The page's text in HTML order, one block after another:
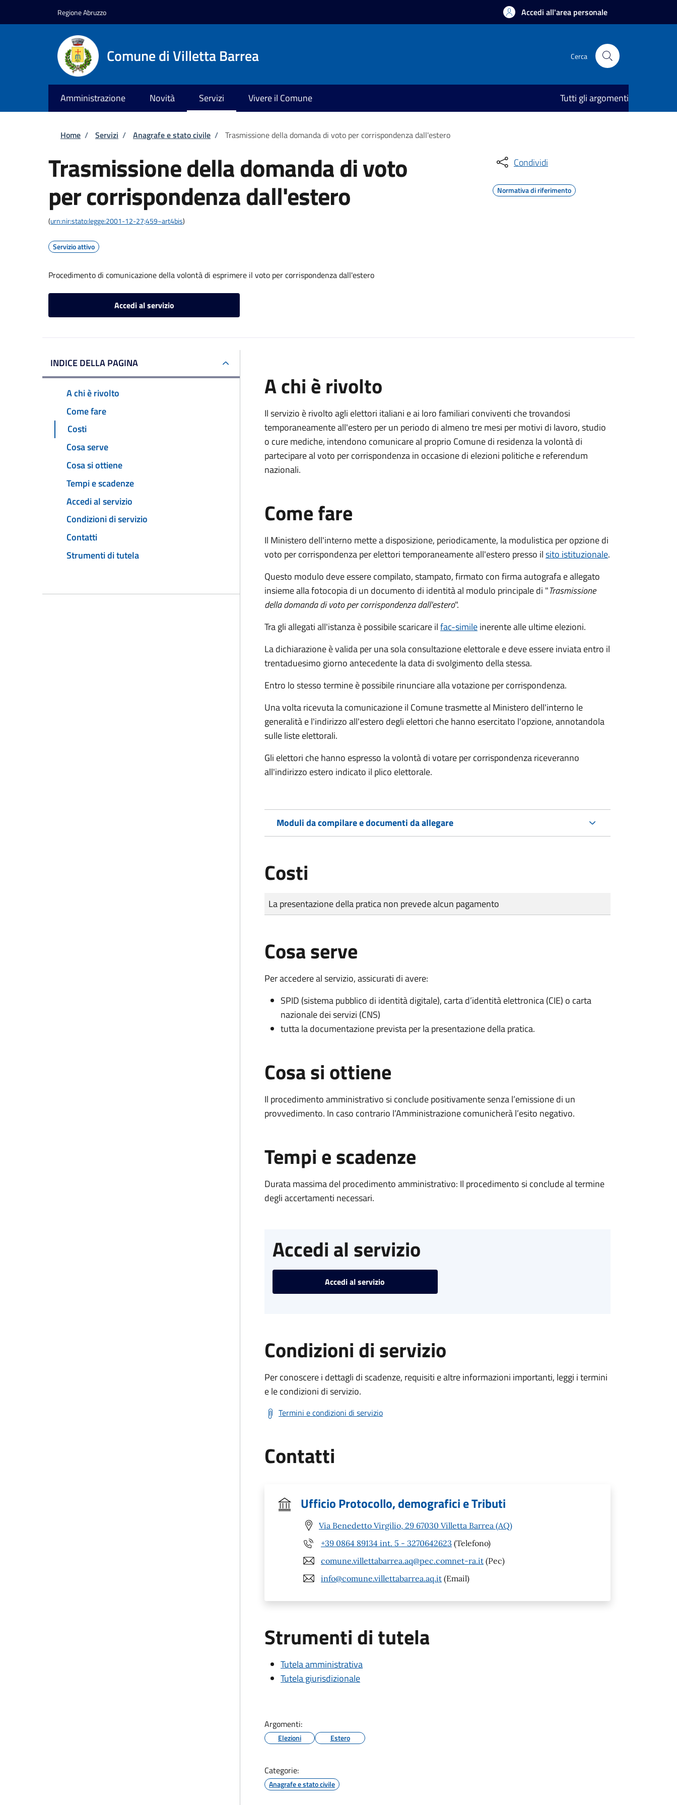
Regione Abruzzo Accedi all'area personale
Comune di Villetta Barrea Cerca
Amministrazione Novità Servizi Vivere il Comune Tutti gli argomenti
Briciole di pane
Home / Servizi / Anagrafe e stato civile / Trasmissione della domanda di voto per corrispondenza dall'estero
Trasmissione della domanda di voto
per corrispondenza dall'estero
(urn:nir:stato:legge:2001-12-27;459~art4bis)
Servizio attivo
Procedimento di comunicazione della volontà di esprimere il voto per corrispondenza dall'estero
Accedi al servizio
Condividi
Normativa di riferimento
INDICE DELLA PAGINA
A chi è rivolto
Come fare
Costi
Cosa serve
Cosa si ottiene
Tempi e scadenze
Accedi al servizio
Condizioni di servizio
Contatti
Strumenti di tutela
A chi è rivolto
Il servizio è rivolto agli elettori italiani e ai loro familiari conviventi che trovandosi
temporaneamente all'estero per un periodo di almeno tre mesi per motivi di lavoro, studio
o cure mediche, intendono comunicare al proprio Comune di residenza la volontà di
partecipare al voto per corrispondenza in occasione di elezioni politiche e referendum
nazionali.
Come fare
Il Ministero dell'interno mette a disposizione, periodicamente, la modulistica per opzione di
voto per corrispondenza per elettori temporaneamente all'estero presso ilsito istituzionale.
Questo modulo deve essere compilato, stampato, firmato con firma autografa e allegato
insieme alla fotocopia di un documento di identità al modulo principale di "Trasmissione
della domanda di voto per corrispondenza dall'estero".
Tra gli allegati all'istanza è possibile scaricare ilfac-simileinerente alle ultime elezioni.
La dichiarazione è valida per una sola consultazione elettorale e deve essere inviata entro il
trentaduesimo giorno antecedente la data di svolgimento della stessa.
Entro lo stesso termine è possibile rinunciare alla votazione per corrispondenza.
Una volta ricevuta la comunicazione il Comune trasmette al Ministero dell'interno le
generalità e l'indirizzo all'estero degli elettori che hanno esercitato l'opzione, annotandola
sulle liste elettorali.
Gli elettori che hanno espresso la volontà di votare per corrispondenza riceveranno
all'indirizzo estero indicato il plico elettorale.
Moduli da compilare e documenti da allegare
Costi
Tipo di pagamento
Importo
La presentazione della pratica non prevede alcun pagamento
Cosa serve
Per accedere al servizio, assicurati di avere:
SPID (sistema pubblico di identità digitale), carta d’identità elettronica (CIE) o carta
nazionale dei servizi (CNS)
tutta la documentazione prevista per la presentazione della pratica.
Cosa si ottiene
Il procedimento amministrativo si conclude positivamente senza l’emissione di un
provvedimento. In caso contrario l’Amministrazione comunicherà l’esito negativo.
Tempi e scadenze
Durata massima del procedimento amministrativo: Il procedimento si conclude al termine
degli accertamenti necessari.
Accedi al servizio
Accedi al servizio
Condizioni di servizio
Per conoscere i dettagli di scadenze, requisiti e altre informazioni importanti, leggi i termini
e le condizioni di servizio.
Termini e condizioni di servizio
Contatti
Ufficio Protocollo, demografici e Tributi
Via Benedetto Virgilio, 29 67030 Villetta Barrea (AQ)
+39 0864 89134 int. 5 - 3270642623 (Telefono)
comune.villettabarrea.aq@pec.comnet-ra.it (Pec)
info@comune.villettabarrea.aq.it (Email)
Strumenti di tutela
Tutela amministrativa
Tutela giurisdizionale
Argomenti:
Elezioni Estero
Categorie:
Anagrafe e stato civile